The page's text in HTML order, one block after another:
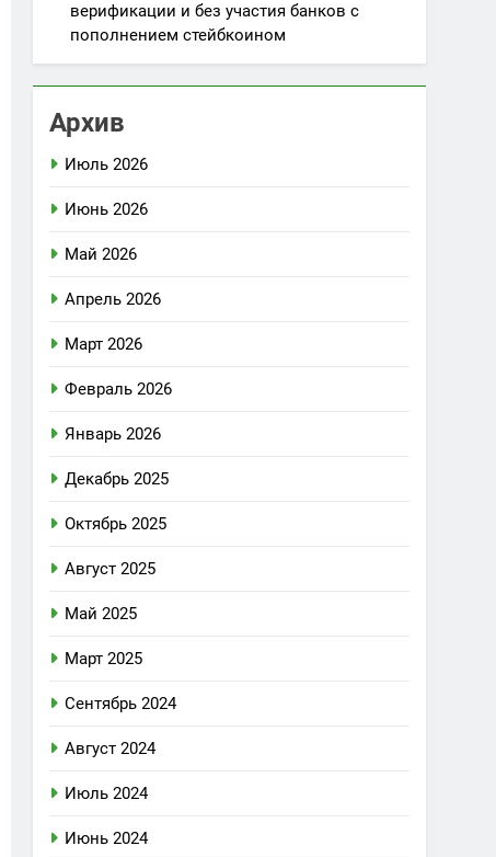
верификации и без участия банков с
пополнением стейбкоином
Архив
Июль 2026
Июнь 2026
Май 2026
Апрель 2026
Март 2026
Февраль 2026
Январь 2026
Декабрь 2025
Октябрь 2025
Август 2025
Май 2025
Март 2025
Сентябрь 2024
Август 2024
Июль 2024
Июнь 2024